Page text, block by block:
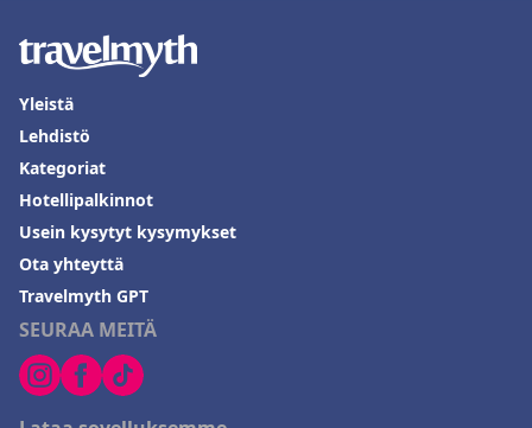
SEURAA MEITÄ
Yleistä
Lehdistö
Kategoriat
Hotellipalkinnot
Usein kysytyt kysymykset
Ota yhteyttä
Travelmyth GPT